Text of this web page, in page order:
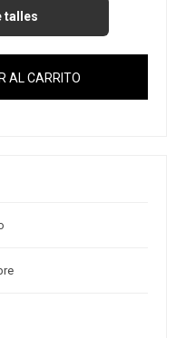
talles
AL CARRITO